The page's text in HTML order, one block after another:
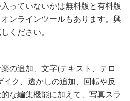
っていないかは無料版と有料版
ンラインツールもあります。興
ください。
の追加、文字(テキスト、テロ
イク、透かしの追加、回転や反
な編集機能に加えて、写真スラ